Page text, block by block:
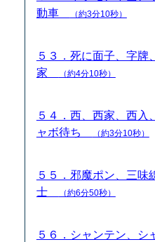
動車
（約3分10秒）
５３．死に面子、字牌
家
（約4分10秒）
５４．西、西家、西入
ャボ待ち
（約3分10秒）
５５．邪魔ポン、三味
士
（約6分50秒）
５６．シャンテン、シ